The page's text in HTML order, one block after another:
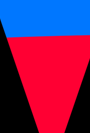
то есть или